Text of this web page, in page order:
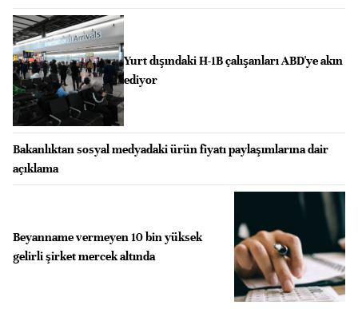
Yurt dışındaki H-1B çalışanları ABD'ye akın
ediyor
Bakanlıktan sosyal medyadaki ürün fiyatı paylaşımlarına dair
açıklama
Beyanname vermeyen 10 bin yüksek
gelirli şirket mercek altında